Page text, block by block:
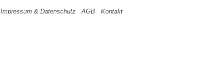
Impressum & Datenschutz AGB Kontakt